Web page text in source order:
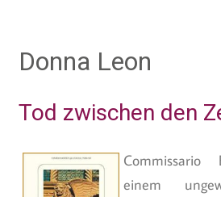
Donna Leon
Tod zwischen den
einem